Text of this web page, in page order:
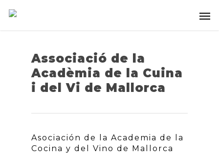
Associació de la
Acadèmia de la Cuina
i del Vi de Mallorca
Asociación de la Academia de la
Cocina y del Vino de Mallorca